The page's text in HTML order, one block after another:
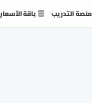
منصة التدريب باقة الأسعار